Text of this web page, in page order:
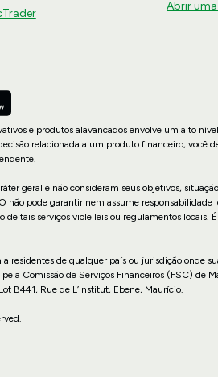
Abrir
e produtos alavancados envolve um alto
relacionada a um produto financeiro,
geral e não consideram seus objetivos,
não pode garantir nem assume
de tais serviços viole leis ou regulamentos
residentes de qualquer país ou jurisdição onde
Comissão de Serviços Financeiros (FSC)
B441, Rue de L’Institut, Ebene, Maurício.